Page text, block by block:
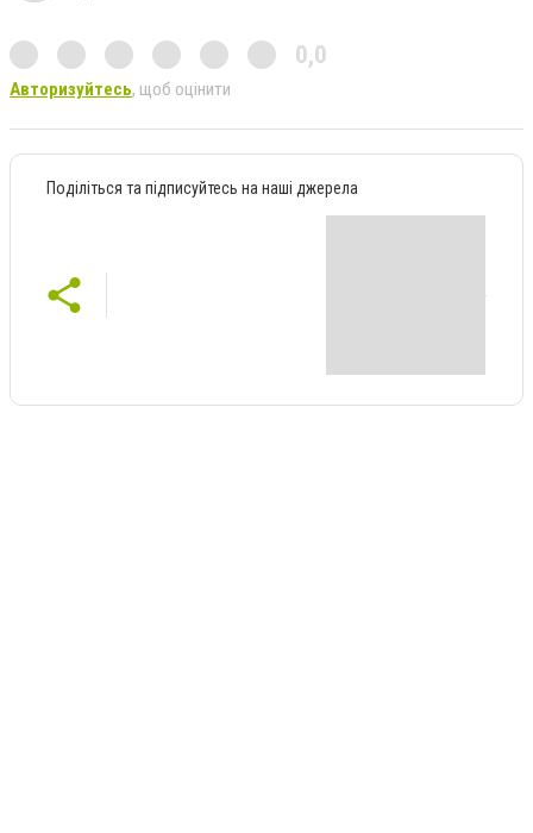
0,0
Авторизуйтесь, щоб оцінити
Поділіться та підписуйтесь на наші джерела